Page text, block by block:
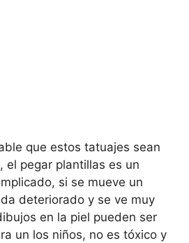
que estos tatuajes sean
el pegar plantillas es un
si se mueve un
deteriorado y se ve muy
en la piel pueden ser
un los niños, no es tóxico y